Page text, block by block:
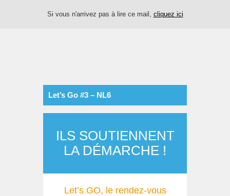
Si vous n'arrivez pas à lire ce mail, cliquez ici
Let’s Go #3 – NL6
ILS SOUTIENNENT
LA DÉMARCHE !
Let’s GO, le rendez-vous